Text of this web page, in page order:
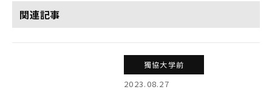
関連記事
獨協大学前
2023.08.27